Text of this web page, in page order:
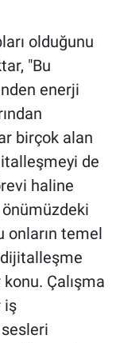
olduğunu
"Bu
enerji
birçok alan
de
haline
onların temel
Çalışma
iş